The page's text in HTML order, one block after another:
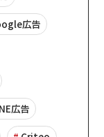
広告
広告